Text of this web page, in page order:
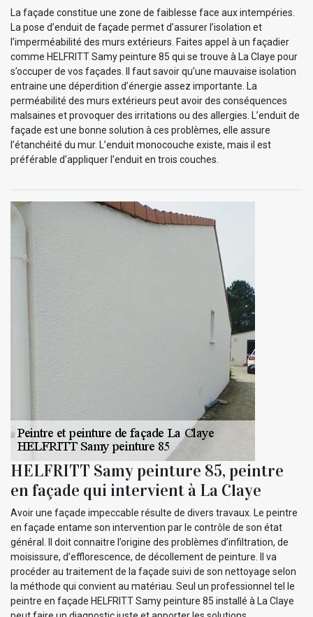
La façade constitue une zone de faiblesse face aux intempéries.
La pose d’enduit de façade permet d’assurer l’isolation et
l’imperméabilité des murs extérieurs. Faites appel à un façadier
comme HELFRITT Samy peinture 85 qui se trouve à La Claye pour
s’occuper de vos façades. Il faut savoir qu’une mauvaise isolation
entraine une déperdition d’énergie assez importante. La
perméabilité des murs extérieurs peut avoir des conséquences
malsaines et provoquer des irritations ou des allergies. L’enduit de
façade est une bonne solution à ces problèmes, elle assure
l’étanchéité du mur. L’enduit monocouche existe, mais il est
préférable d’appliquer l’enduit en trois couches.
HELFRITT Samy peinture 85, peintre
en façade qui intervient à La Claye
Avoir une façade impeccable résulte de divers travaux. Le peintre
en façade entame son intervention par le contrôle de son état
général. Il doit connaitre l’origine des problèmes d’infiltration, de
moisissure, d’efflorescence, de décollement de peinture. Il va
procéder au traitement de la façade suivi de son nettoyage selon
la méthode qui convient au matériau. Seul un professionnel tel le
peintre en façade HELFRITT Samy peinture 85 installé à La Claye